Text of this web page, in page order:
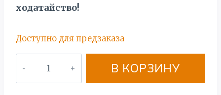
ходатайство!
Доступно для предзаказа
товара
В КОРЗИНУ